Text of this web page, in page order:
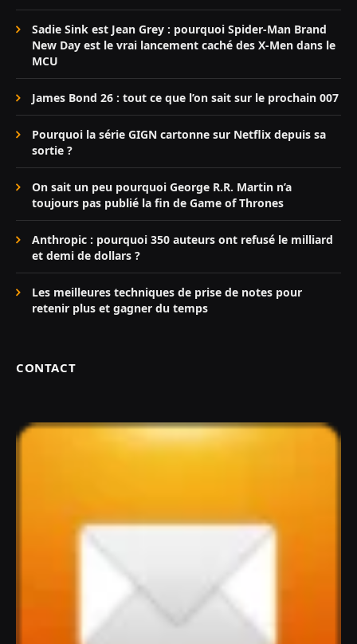
Sadie Sink est Jean Grey : pourquoi Spider-Man Brand
New Day est le vrai lancement caché des X-Men dans le
MCU
James Bond 26 : tout ce que l’on sait sur le prochain 007
Pourquoi la série GIGN cartonne sur Netflix depuis sa
sortie ?
On sait un peu pourquoi George R.R. Martin n’a
toujours pas publié la fin de Game of Thrones
Anthropic : pourquoi 350 auteurs ont refusé le milliard
et demi de dollars ?
Les meilleures techniques de prise de notes pour
retenir plus et gagner du temps
CONTACT